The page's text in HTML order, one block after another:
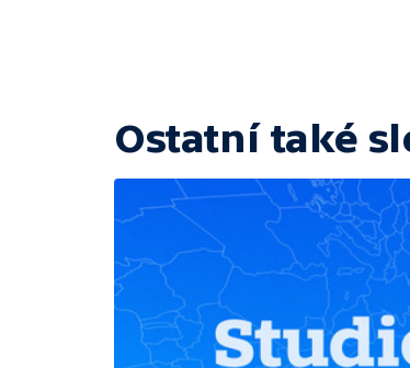
Ostatní také